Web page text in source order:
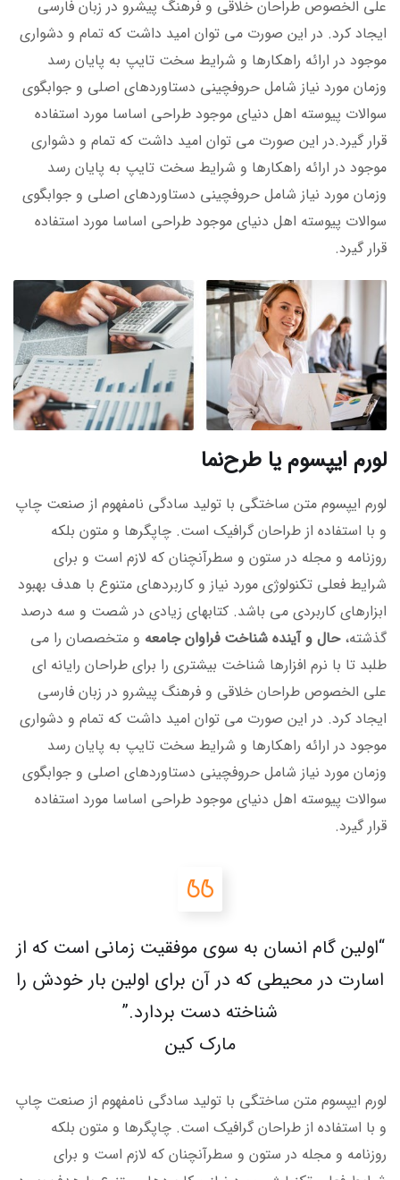
علی الخصوص طراحان خلاقی و فرهنگ پیشرو در زبان فارسی
ایجاد کرد. در این صورت می توان امید داشت که تمام و دشواری
موجود در ارائه راهکارها و شرایط سخت تایپ به پایان رسد
وزمان مورد نیاز شامل حروفچینی دستاوردهای اصلی و جوابگوی
سوالات پیوسته اهل دنیای موجود طراحی اساسا مورد استفاده
قرار گیرد.در این صورت می توان امید داشت که تمام و دشواری
موجود در ارائه راهکارها و شرایط سخت تایپ به پایان رسد
وزمان مورد نیاز شامل حروفچینی دستاوردهای اصلی و جوابگوی
سوالات پیوسته اهل دنیای موجود طراحی اساسا مورد استفاده
قرار گیرد.
لورم ایپسوم یا طرح‌نما
لورم ایپسوم متن ساختگی با تولید سادگی نامفهوم از صنعت چاپ
و با استفاده از طراحان گرافیک است. چاپگرها و متون بلکه
روزنامه و مجله در ستون و سطرآنچنان که لازم است و برای
شرایط فعلی تکنولوژی مورد نیاز و کاربردهای متنوع با هدف بهبود
ابزارهای کاربردی می باشد. کتابهای زیادی در شصت و سه درصد
گذشته،حال و آینده شناخت فراوان جامعه و متخصصان را می
طلبد تا با نرم افزارها شناخت بیشتری را برای طراحان رایانه ای
علی الخصوص طراحان خلاقی و فرهنگ پیشرو در زبان فارسی
ایجاد کرد. در این صورت می توان امید داشت که تمام و دشواری
موجود در ارائه راهکارها و شرایط سخت تایپ به پایان رسد
وزمان مورد نیاز شامل حروفچینی دستاوردهای اصلی و جوابگوی
سوالات پیوسته اهل دنیای موجود طراحی اساسا مورد استفاده
قرار گیرد.
“اولین گام انسان به سوی موفقیت زمانی است که از
اسارت در محیطی که در آن برای اولین بار خودش را
شناخته دست بردارد.”
مارک کین
لورم ایپسوم متن ساختگی با تولید سادگی نامفهوم از صنعت چاپ
و با استفاده از طراحان گرافیک است. چاپگرها و متون بلکه
روزنامه و مجله در ستون و سطرآنچنان که لازم است و برای